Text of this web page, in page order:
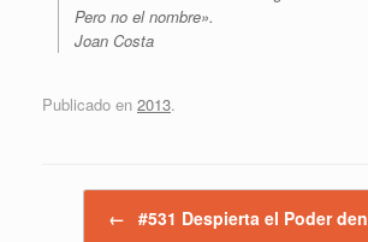
Pero no el nombre».
Joan Costa
Publicado en 2013.
← #531 Despierta el Poder